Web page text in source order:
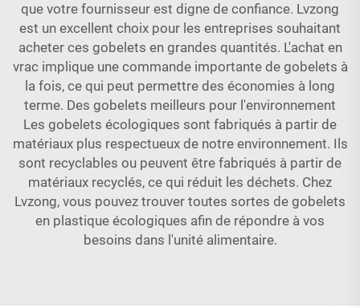
que votre fournisseur est digne de confiance. Lvzong
est un excellent choix pour les entreprises souhaitant
acheter ces gobelets en grandes quantités. L'achat en
vrac implique une commande importante de gobelets à
la fois, ce qui peut permettre des économies à long
terme. Des gobelets meilleurs pour l'environnement
Les gobelets écologiques sont fabriqués à partir de
matériaux plus respectueux de notre environnement. Ils
sont recyclables ou peuvent être fabriqués à partir de
matériaux recyclés, ce qui réduit les déchets. Chez
Lvzong, vous pouvez trouver toutes sortes de gobelets
en plastique écologiques afin de répondre à vos
besoins dans l'unité alimentaire.